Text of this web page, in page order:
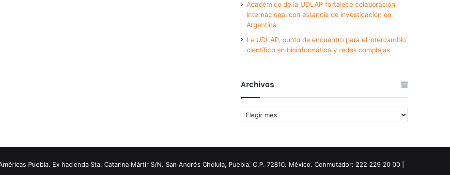
Académico de la UDLAP fortalece colaboración
internacional con estancia de investigación en
Argentina
La UDLAP, punto de encuentro para el intercambio
científico en bioinformática y redes complejas
Archivos
Archivos
Puebla. Ex hacienda Sta. Catarina Mártir S/N. San Andrés Cholula, Puebla. C.P. 72810. México. Conmutador: 222 229 20 00 |